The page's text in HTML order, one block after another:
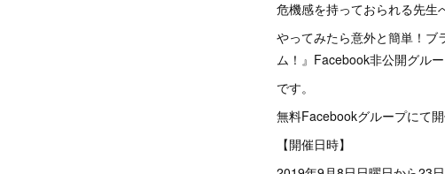
危機感を持っておられる先生
やってみたら意外と簡単！ブ
ム！』Facebook非公開グル
です。
無料Facebookグループにて開
【開催日時】